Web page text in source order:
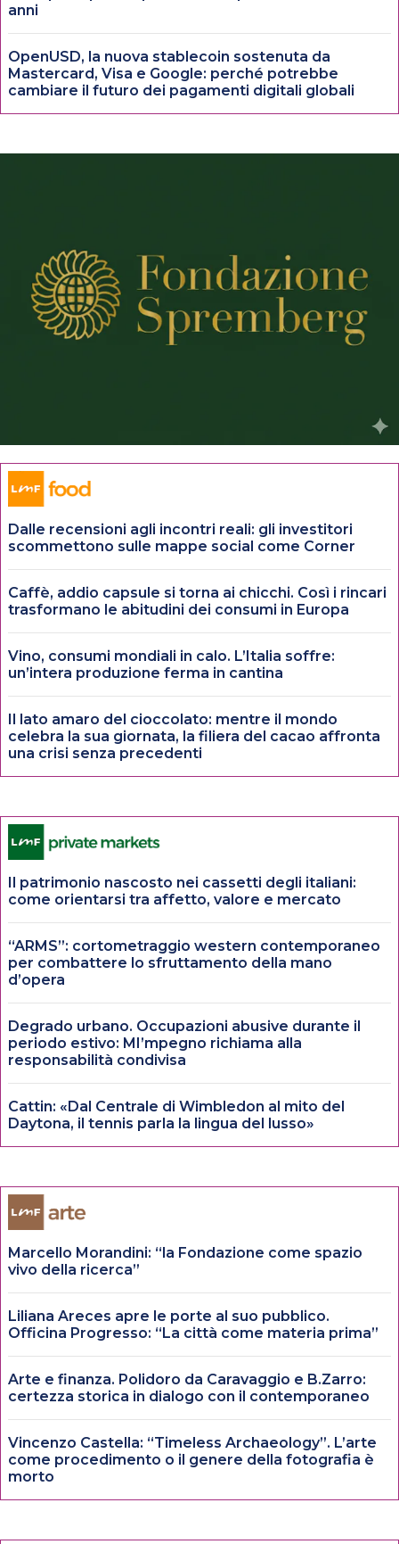
anni
OpenUSD, la nuova stablecoin sostenuta da
Mastercard, Visa e Google: perché potrebbe
cambiare il futuro dei pagamenti digitali globali
Dalle recensioni agli incontri reali: gli investitori
scommettono sulle mappe social come Corner
Caffè, addio capsule si torna ai chicchi. Così i rincari
trasformano le abitudini dei consumi in Europa
Vino, consumi mondiali in calo. L’Italia soffre:
un’intera produzione ferma in cantina
Il lato amaro del cioccolato: mentre il mondo
celebra la sua giornata, la filiera del cacao affronta
una crisi senza precedenti
Il patrimonio nascosto nei cassetti degli italiani:
come orientarsi tra affetto, valore e mercato
“ARMS”: cortometraggio western contemporaneo
per combattere lo sfruttamento della mano
d’opera
Degrado urbano. Occupazioni abusive durante il
periodo estivo: MI’mpegno richiama alla
responsabilità condivisa
Cattin: «Dal Centrale di Wimbledon al mito del
Daytona, il tennis parla la lingua del lusso»
Marcello Morandini: “la Fondazione come spazio
vivo della ricerca”
Liliana Areces apre le porte al suo pubblico.
Officina Progresso: “La città come materia prima”
Arte e finanza. Polidoro da Caravaggio e B.Zarro:
certezza storica in dialogo con il contemporaneo
Vincenzo Castella: “Timeless Archaeology”. L’arte
come procedimento o il genere della fotografia è
morto